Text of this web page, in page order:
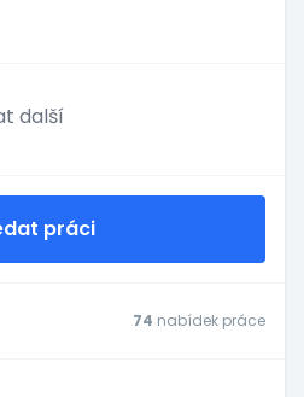
práci
74 nabídek práce